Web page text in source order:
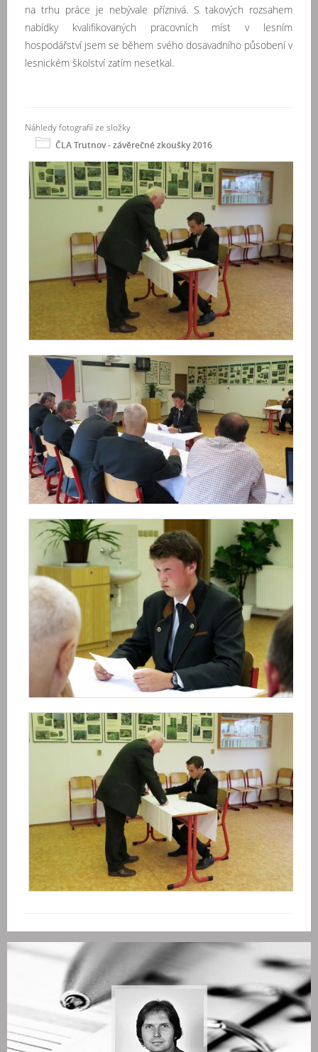
na trhu práce je nebývale příznivá. S takových rozsahem
nabídky kvalifikovaných pracovních míst v lesním
hospodářství jsem se během svého dosavadního působení v
lesnickém školství zatím nesetkal.
Náhledy fotografií ze složky
ČLA Trutnov - závěrečné zkoušky 2016